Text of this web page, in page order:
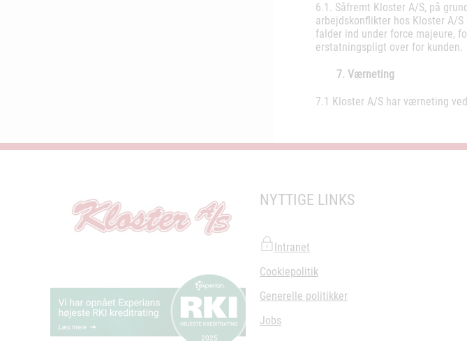
6.1. Såfremt Kloster A/S, på
arbejdskonflikter hos Kloster A/
falder ind under force majeure,
erstatningspligt over for kunden.
7. Værneting
7.1 Kloster A/S har værneting
NYTTIGE LINKS
Intranet
Cookiepolitik
Generelle politikker
Jobs